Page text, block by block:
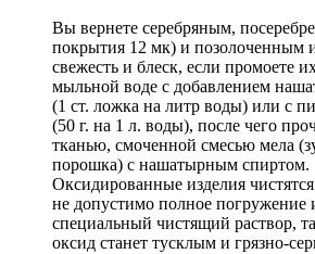
Вы вернете серебряным,
покрытия 12 мк) и позолоченным
свежесть и блеск, если промоете
мыльной воде с добавлением
(1 ст. ложка на литр воды) или с
(50 г. на 1 л. воды), после чего
тканью, смоченной смесью мела
порошка) с нашатырным спиртом.
Оксидированные изделия
не допустимо полное погружение
специальный чистящий раствор,
оксид станет тусклым и грязно-